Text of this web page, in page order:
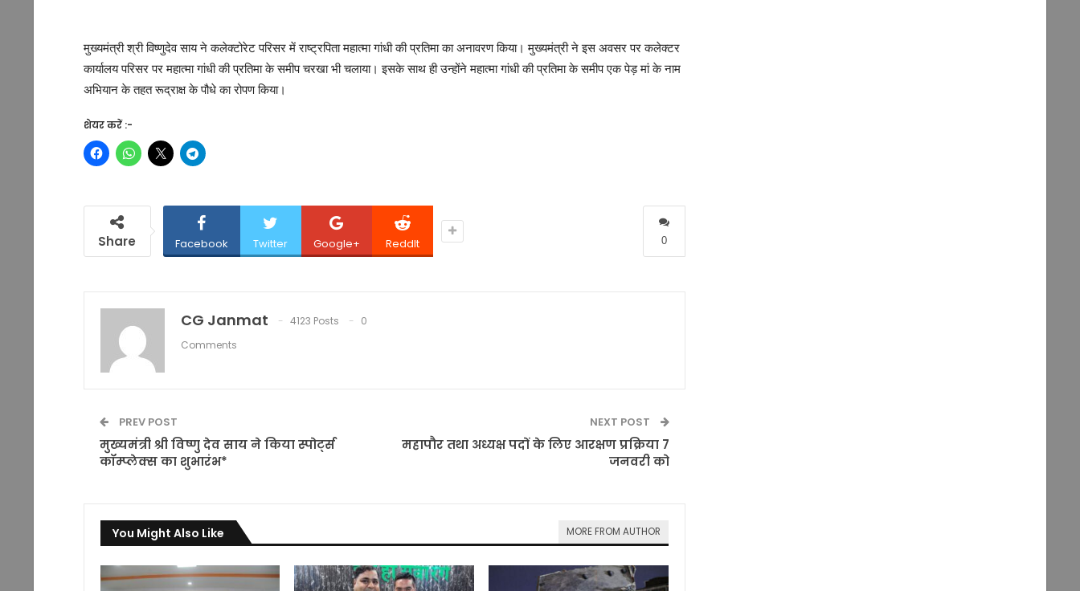
मुख्यमंत्री श्री विष्णुदेव साय ने कलेक्टोरेट परिसर में राष्ट्रपिता महात्मा गांधी की प्रतिमा का अनावरण किया। मुख्यमंत्री ने इस अवसर पर कलेक्टर
कार्यालय परिसर पर महात्मा गांधी की प्रतिमा के समीप चरखा भी चलाया। इसके साथ ही उन्होंने महात्मा गांधी की प्रतिमा के समीप एक पेड़ मां के नाम
अभियान के तहत रूद्राक्ष के पौधे का रोपण किया।
शेयर करें :-
0
Share Facebook Twitter Google+ ReddIt
CG Janmat 4123 Posts
0
Comments
PREV POST
मुख्यमंत्री श्री विष्णु देव साय ने किया स्पोर्ट्स
कॉम्प्लेक्स का शुभारंभ*
NEXT POST
महापौर तथा अध्यक्ष पदों के लिए आरक्षण प्रक्रिया 7
जनवरी को
You Might Also Like MORE FROM AUTHOR